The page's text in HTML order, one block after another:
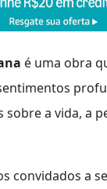
é uma obra
a vida, a
convidados a